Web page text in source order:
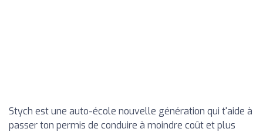
Stych est une auto-école nouvelle génération qui t'aide à
passer ton permis de conduire à moindre coût et plus